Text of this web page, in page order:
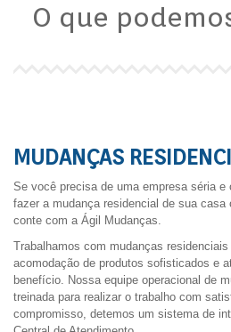
O que
MUDANÇAS
Se você precisa de uma empresa séria e
fazer a mudança residencial de sua casa
conte com a Ágil Mudanças.
Trabalhamos com mudanças
acomodação de produtos sofisticados e
benefício. Nossa equipe operacional de
treinada para realizar o trabalho com
compromisso, detemos um sistema de